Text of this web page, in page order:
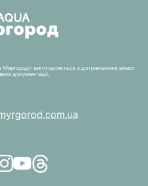
Миргород» виготовляється з дотриманням вимог
документації.